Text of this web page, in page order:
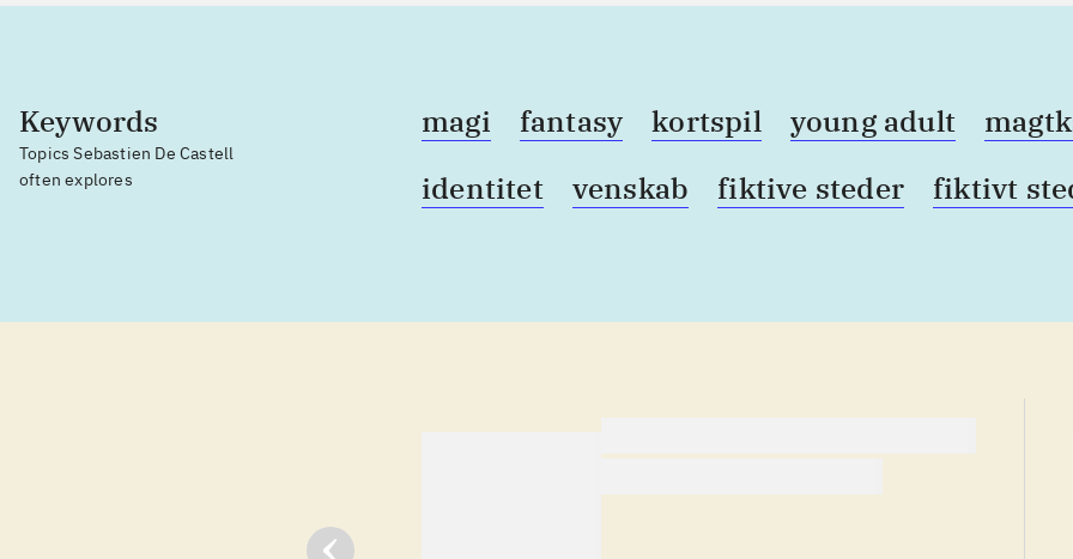
Keywords
Topics Sebastien De Castell
often explores
magi fantasy kortspil young adult
identitet
venskab fiktive steder fiktivt